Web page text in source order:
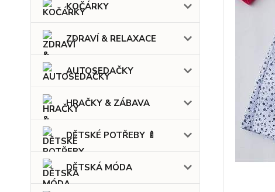
KOČÁRKY
ZDRAVÍ & RELAXACE
AUTOSEDAČKY
HRAČKY & ZÁBAVA
DĚTSKÉ POTŘEBY 🍼
DĚTSKÁ MÓDA